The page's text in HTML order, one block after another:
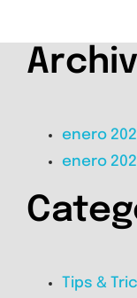
enero
enero
Tips &